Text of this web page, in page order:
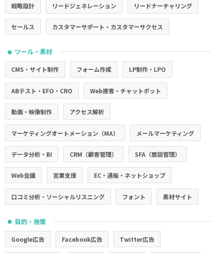
戦略設計 リードジェネレーション リードナーチャリング
セールス カスタマーサポート・カスタマーサクセス
● ツール・素材
CMS・サイト制作 フォーム作成 LP制作・LPO
ABテスト・EFO・CRO Web接客・チャットボット
動画・映像制作 アクセス解析
マーケティングオートメーション（MA） メールマーケティング
データ分析・BI CRM（顧客管理） SFA（商談管理）
Web会議 営業支援 EC・通販・ネットショップ
口コミ分析・ソーシャルリスニング フォント 素材サイト
● 目的・施策
Google広告 Facebook広告 Twitter広告